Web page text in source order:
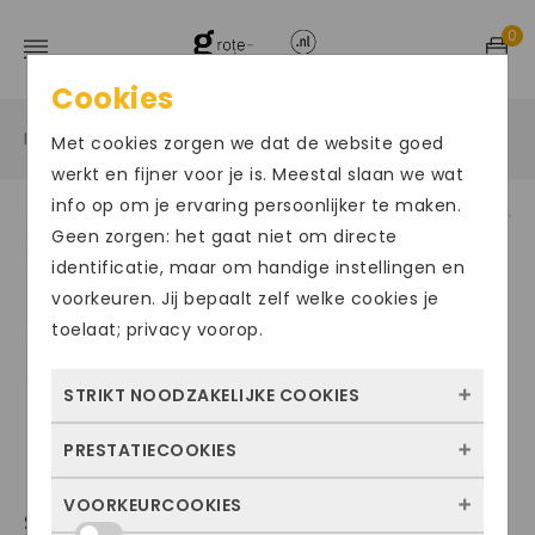
0
Home / Grote maten herenschoenen / Slipper
SEIBEL043
Cookies
Met cookies zorgen we dat de website goed
werkt en fijner voor je is. Meestal slaan we wat
info op om je ervaring persoonlijker te maken.
Geen zorgen: het gaat niet om directe
identificatie, maar om handige instellingen en
voorkeuren. Jij bepaalt zelf welke cookies je
toelaat; privacy voorop.
STRIKT NOODZAKELIJKE COOKIES
Deze cookies zorgen ervoor dat de website
kunnen niet worden uitgezet. Meestal
PRESTATIECOOKIES
Met deze cookies zien we hoe vaak onze
VOORKEURCOOKIES